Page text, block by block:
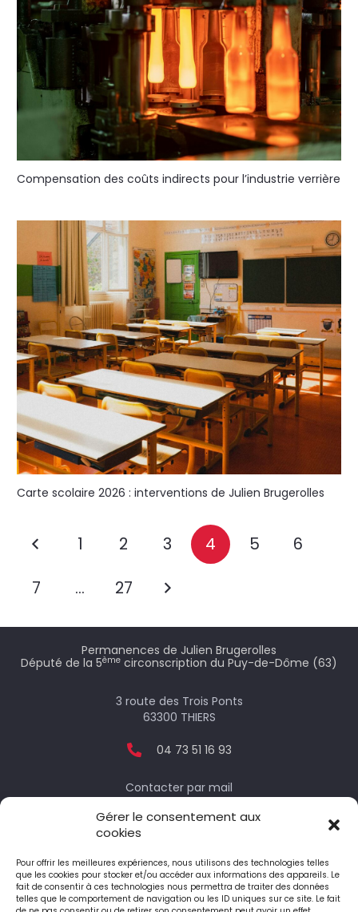
Gérer le consentement aux
cookies
Pour offrir les meilleures expériences, nous utilisons des technologies telles
que les cookies pour stocker et/ou accéder aux informations des appareils. Le
fait de consentir à ces technologies nous permettra de traiter des données
telles que le comportement de navigation ou les ID uniques sur ce site. Le fait
Compensation des coûts indirects pour l’industrie verrière
Carte scolaire 2026 : interventions de Julien Brugerolles
1 2 3 4 5
6
7
… 27
Permanences de Julien Brugerolles
Député de la 5ème circonscription du Puy-de-Dôme (63)
3 route des Trois Ponts
63300 THIERS
04 73 51 16 93
Contacter par mail
Votre député
Le député honoraire